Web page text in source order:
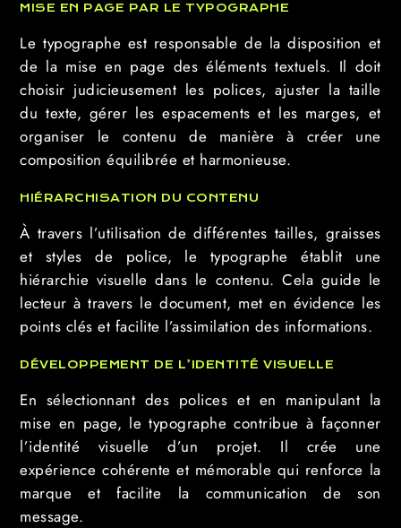
MISE EN PAGE PAR LE TYPOGRAPHE
Le typographe est responsable de la disposition et
de la mise en page des éléments textuels. Il doit
choisir judicieusement les polices, ajuster la taille
du texte, gérer les espacements et les marges, et
organiser le contenu de manière à créer une
composition équilibrée et harmonieuse.
HIÉRARCHISATION DU CONTENU
À travers l’utilisation de différentes tailles, graisses
et styles de police, le typographe établit une
hiérarchie visuelle dans le contenu. Cela guide le
lecteur à travers le document, met en évidence les
points clés et facilite l’assimilation des informations.
DÉVELOPPEMENT DE L’IDENTITÉ VISUELLE
En sélectionnant des polices et en manipulant la
mise en page, le typographe contribue à façonner
l’identité visuelle d’un projet. Il crée une
expérience cohérente et mémorable qui renforce la
marque et facilite la communication de son
message.